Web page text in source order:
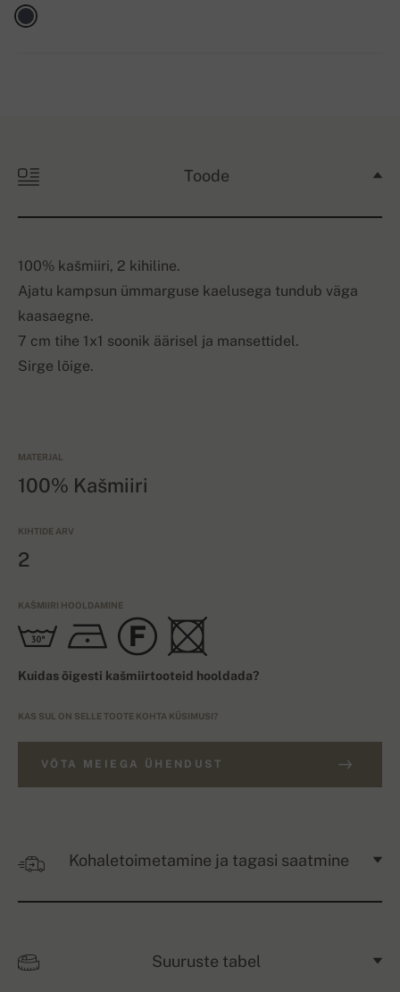
Toode
100% kašmiiri, 2 kihiline.
Ajatu kampsun ümmarguse kaelusega tundub väga
kaasaegne.
7 cm tihe 1x1 soonik äärisel ja mansettidel.
Sirge lõige.
MATERJAL
100% Kašmiiri
KIHTIDE ARV
2
KAŠMIIRI HOOLDAMINE
Kuidas õigesti kašmiirtooteid hooldada?
KAS SUL ON SELLE TOOTE KOHTA KÜSIMUSI?
VÕTA MEIEGA ÜHENDUST
Kohaletoimetamine ja tagasi saatmine
Suuruste tabel